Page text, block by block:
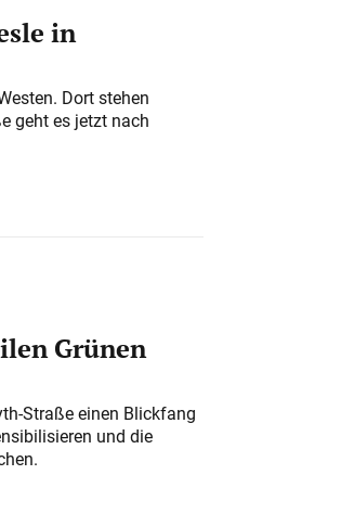
in
Dort stehen
geht es jetzt nach
Grünen
Straße einen Blickfang
und die